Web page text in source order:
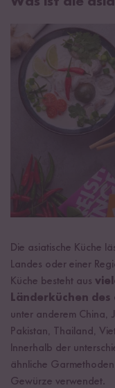
Die asiatische Küche
Landes oder einer
Küche besteht aus
Länderküchen des
unter anderem China,
Pakistan, Thailand,
Innerhalb der
ähnliche
Gewürze verwendet.